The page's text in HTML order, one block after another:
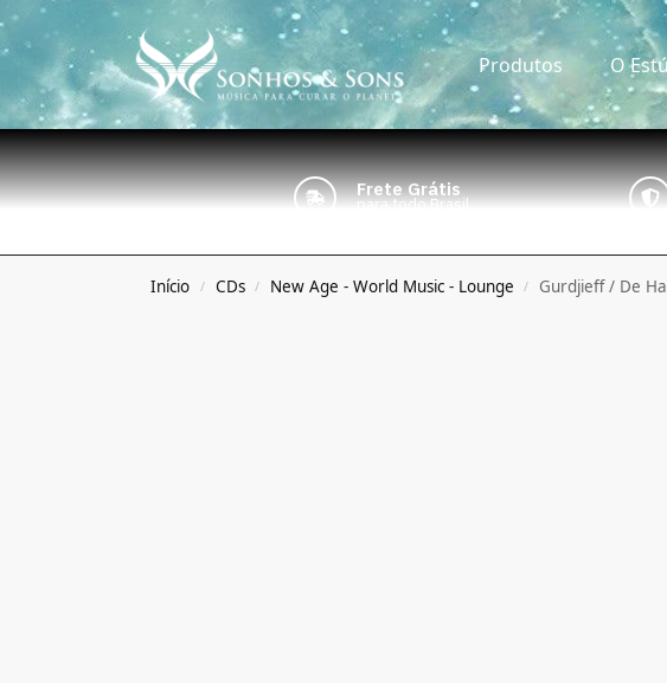
Produtos O
Frete Grátis
para todo Brasil
Início / CDs / New Age - World Music - Lounge / Gurdjieff / De